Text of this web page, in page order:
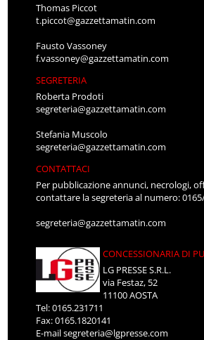
Thomas Piccot
t.piccot@gazzettamatin.com
Fausto Vassoney
f.vassoney@gazzettamatin.com
SEGRETERIA
Roberta Prodoti
segreteria@gazzettamatin.com
Stefania Muscolo
segreteria@gazzettamatin.com
CONTATTACI
Per pubblicazione annunci, necrologi,
contattare la segreteria al numero:
segreteria@gazzettamatin.com
CONCESSIONARIA DI
LG PRESSE S.R.L.
via Festaz, 52
11100 AOSTA
Tel: 0165.231711
Fax: 0165.1820141
E-mailsegreteria@lgpresse.com